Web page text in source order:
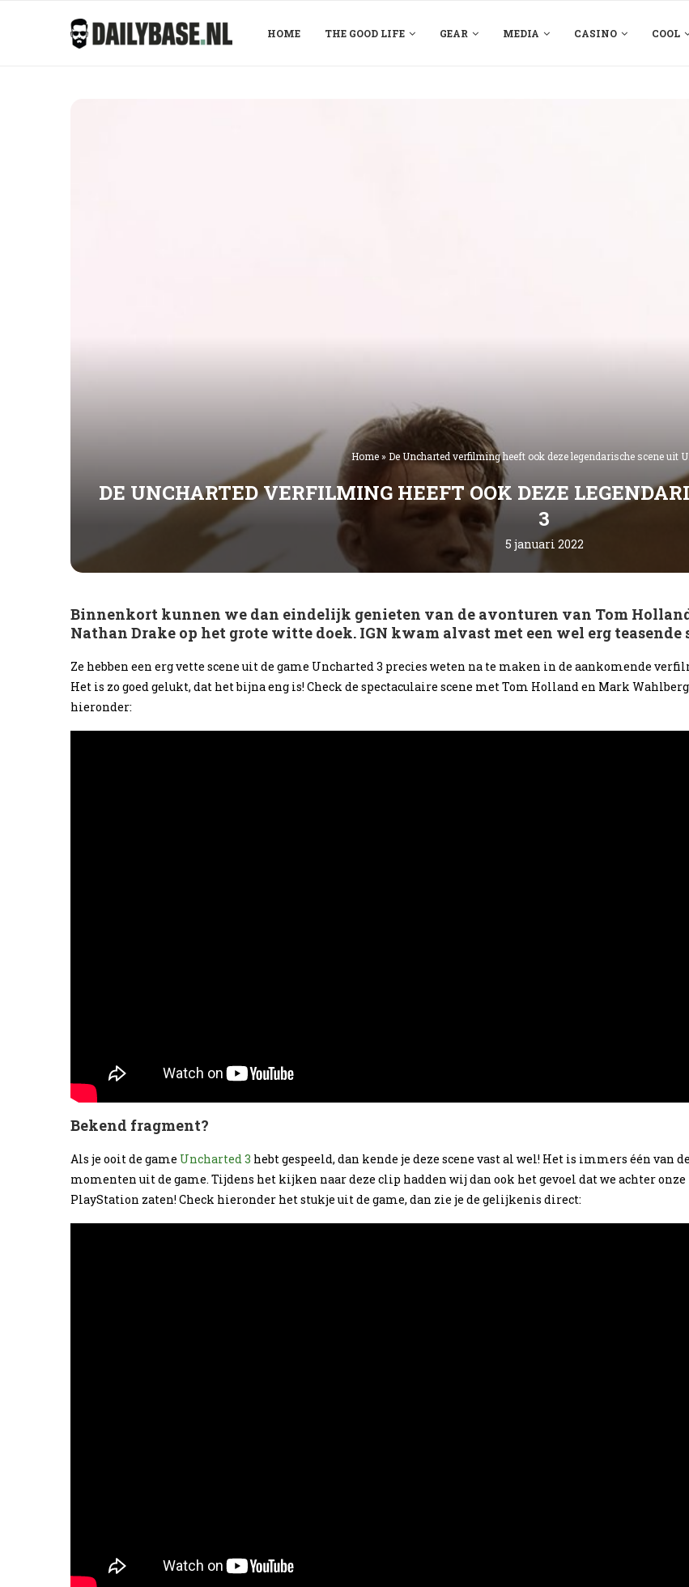
HOME THE GOOD LIFE GEAR MEDIA CASINO COOL
Home»De Uncharted verfilming heeft ook deze legendarische scene uit
DE UNCHARTED VERFILMING HEEFT OOK DEZE
3
5 januari 2022
Binnenkort kunnen we dan eindelijk genieten van de avonturen van Tom
Nathan Drake op het grote witte doek. IGN kwam alvast met een wel erg teasende
Ze hebben een erg vette scene uit de game Uncharted 3 precies weten na te maken in de aankomende
Het is zo goed gelukt, dat het bijna eng is! Check de spectaculaire scene met Tom Holland en Mark Wahlberg
hieronder:
Bekend fragment?
Als je ooit de game Uncharted 3 hebt gespeeld, dan kende je deze scene vast al wel! Het is immers één van
momenten uit de game. Tijdens het kijken naar deze clip hadden wij dan ook het gevoel dat we achter onze
PlayStation zaten! Check hieronder het stukje uit de game, dan zie je de gelijkenis direct: